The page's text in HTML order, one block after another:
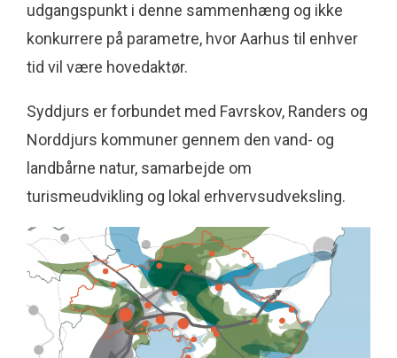
udgangspunkt i denne sammenhæng og ikke
konkurrere på parametre, hvor Aarhus til enhver
tid vil være hovedaktør.
Syddjurs er forbundet med Favrskov, Randers og
Norddjurs kommuner gennem den vand- og
landbårne natur, samarbejde om
turismeudvikling og lokal erhvervsudveksling.